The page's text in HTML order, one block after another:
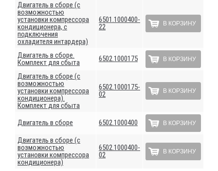
Двигатель в сборе (с
возможностью
установки компрессора
кондиционера, с
подключения
охладителя интардера)
6501.1000400-
22
В КОРЗИНУ
Двигатель в сборе.
Комплект для сбыта
6502.1000175 В КОРЗИНУ
Двигатель в сборе (с
возможностью
установки компрессора
кондиционера).
Комплект для сбыта
6502.1000175-
02
В КОРЗИНУ
Двигатель в сборе 6502.1000400 В КОРЗИНУ
Двигатель в сборе (с
возможностью
установки компрессора
кондиционера)
6502.1000400-
02
В КОРЗИНУ